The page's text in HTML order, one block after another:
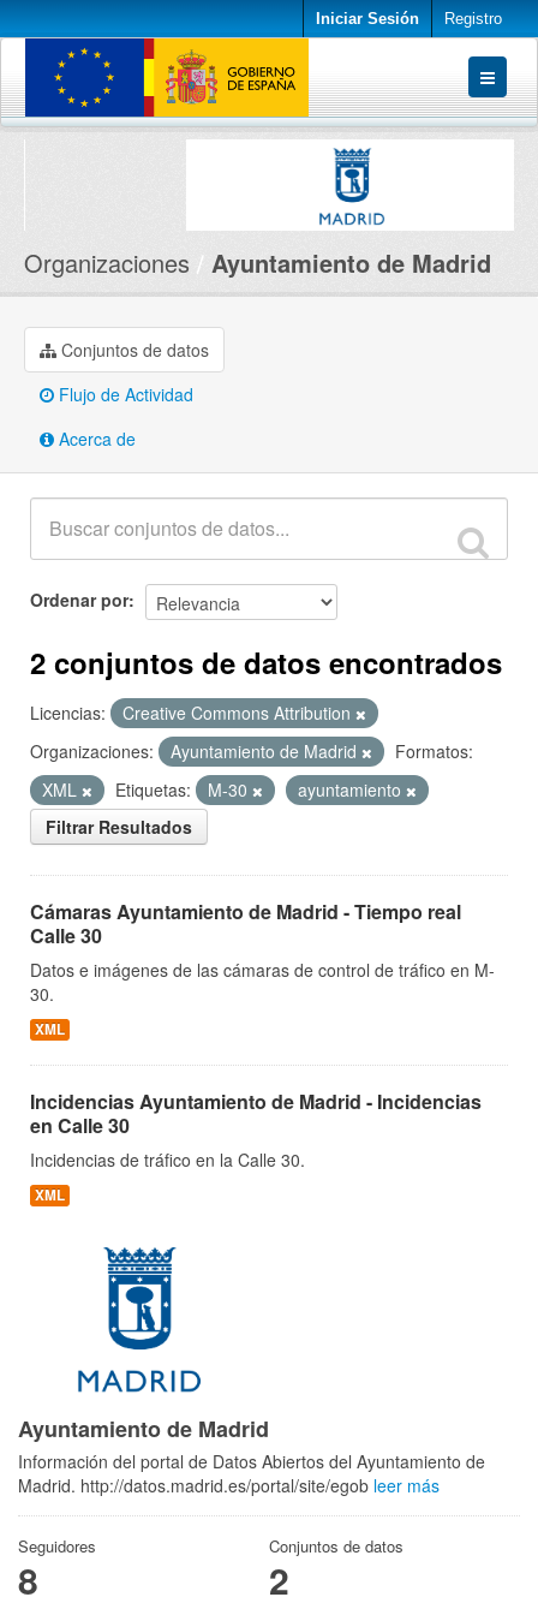
Iniciar Sesión Registro
Conjuntos de datos
Organizaciones Ayuntamiento de Madrid
Conjuntos de datos
Flujo de Actividad
Acerca de
Ordenar por
2 conjuntos de datos encontrados
Licencias:
Creative Commons Attribution
Organizaciones:
Ayuntamiento de Madrid
Formatos:
XML
Etiquetas: M-30
ayuntamiento
Filtrar Resultados
Cámaras Ayuntamiento de Madrid - Tiempo real
Calle 30
Datos e imágenes de las cámaras de control de tráfico en M-
30.
XML
Incidencias Ayuntamiento de Madrid - Incidencias
en Calle 30
Incidencias de tráfico en la Calle 30.
XML
Ayuntamiento de Madrid
Información del portal de Datos Abiertos del Ayuntamiento de
Madrid. http://datos.madrid.es/portal/site/egob leer más
Seguidores
8
Conjuntos de datos
2